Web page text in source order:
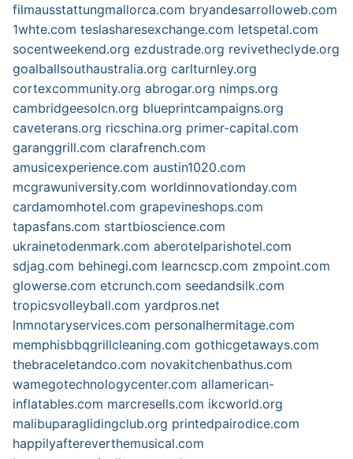
filmausstattungmallorca.com bryandesarrolloweb.com
1whte.com teslasharesexchange.com letspetal.com
socentweekend.org ezdustrade.org revivetheclyde.org
goalballsouthaustralia.org carlturnley.org
cortexcommunity.org abrogar.org nimps.org
cambridgeesolcn.org blueprintcampaigns.org
caveterans.org ricschina.org primer-capital.com
garanggrill.com clarafrench.com
amusicexperience.com austin1020.com
mcgrawuniversity.com worldinnovationday.com
cardamomhotel.com grapevineshops.com
tapasfans.com startbioscience.com
ukrainetodenmark.com aberotelparishotel.com
sdjag.com behinegi.com learncscp.com zmpoint.com
glowerse.com etcrunch.com seedandsilk.com
tropicsvolleyball.com yardpros.net
lnmnotaryservices.com personalhermitage.com
memphisbbqgrillcleaning.com gothicgetaways.com
thebraceletandco.com novakitchenbathus.com
wamegotechnologycenter.com allamerican-
inflatables.com marcresells.com ikcworld.org
malibuparaglidingclub.org printedpairodice.com
happilyaftereverthemusical.com